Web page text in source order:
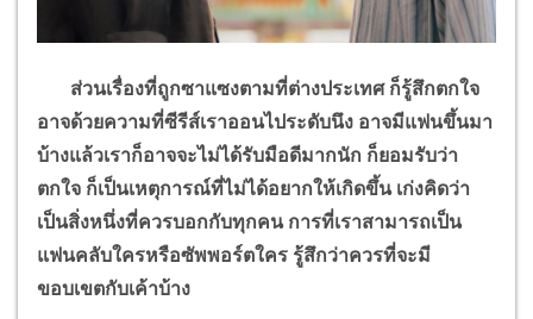
ส่วนเรื่องที่ถูกซาแซงตามที่ต่างประเทศ ก็รู้สึกตกใจ
อาจด้วยความที่ซีรีส์เราออนไประดับนึง อาจมีแฟนขึ้นมา
บ้างแล้วเราก็อาจจะไม่ได้รับมือดีมากนัก ก็ยอมรับว่า
ตกใจ ก็เป็นเหตุการณ์ที่ไม่ได้อยากให้เกิดขึ้น เก่งคิดว่า
เป็นสิ่งหนึ่งที่ควรบอกกับทุกคน การที่เราสามารถเป็น
แฟนคลับใครหรือซัพพอร์ตใคร รู้สึกว่าควรที่จะมี
ขอบเขตกับเค้าบ้าง